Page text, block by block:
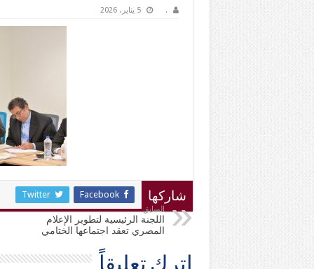
. 5 يناير، 2026
شاركها Facebook
Twitter
السابق
اللجنة الرئيسية لتطوير الإعلام
المصري تعقد اجتماعها الختامي